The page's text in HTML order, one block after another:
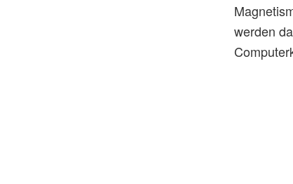
werden